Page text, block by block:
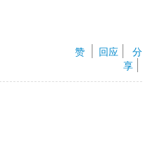
赞
回应
分
享